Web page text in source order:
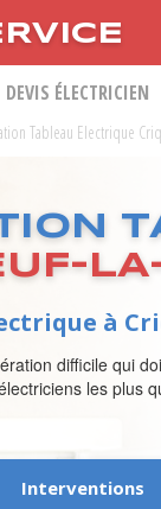
DEVIS ÉLECTRICIEN
Tableau Electrique
à
difficile qui
les plus
Interventions